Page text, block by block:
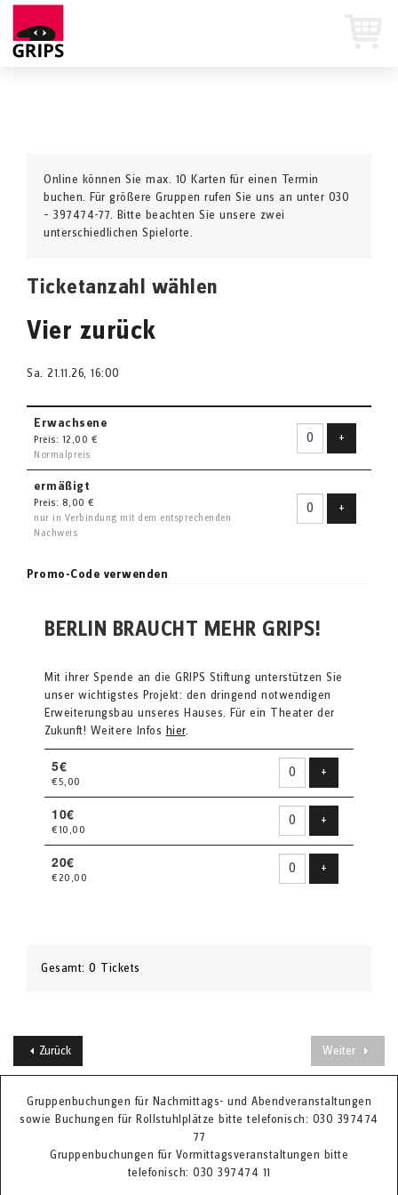
Online können Sie max. 10 Karten für einen Termin
buchen. Für größere Gruppen rufen Sie uns an unter 030
– 397474-77. Bitte beachten Sie unsere zwei
unterschiedlichen Spielorte.
Ticketanzahl wählen
Vier zurück
Sa. 21.11.26, 16:00
Erwachsene
Preis: 12,00 €
Normalpreis
+
ermäßigt
Preis: 8,00 €
nur in Verbindung mit dem entsprechenden
Nachweis
+
Promo-Code verwenden
BERLIN BRAUCHT MEHR GRIPS!
Mit ihrer Spende an die GRIPS Stiftung unterstützen Sie
unser wichtigstes Projekt: den dringend notwendigen
Erweiterungsbau unseres Hauses. Für ein Theater der
Zukunft! Weitere Infos hier.
5€
€5,00
+
10€
€10,00
+
20€
€20,00
+
Gesamt: 0 Tickets
Zurück Weiter
Gruppenbuchungen für Nachmittags- und Abendveranstaltungen
sowie Buchungen für Rollstuhlplätze bitte telefonisch: 030 397474
77
Gruppenbuchungen für Vormittagsveranstaltungen bitte
telefonisch: 030 397474 11